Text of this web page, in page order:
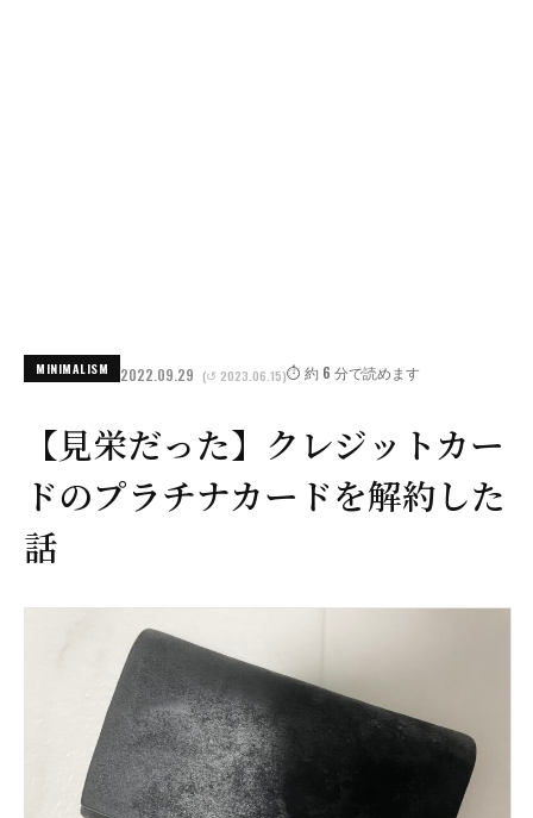
MINIMALISM 2022.09.29 (↺ 2023.06.15)⏱️ 約 6 分で読めます
【見栄だった】クレジットカー
ドのプラチナカードを解約した
話